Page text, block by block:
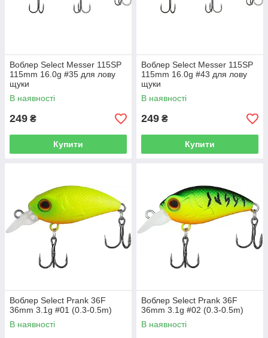
Воблер Select Messer 115SP
115mm 16.0g #35 для лову
щуки
В наявності
249 ₴
Купити
Воблер Select Messer 115SP
115mm 16.0g #43 для лову
щуки
В наявності
249 ₴
Купити
Воблер Select Prank 36F
36mm 3.1g #01 (0.3-0.5m)
В наявності
Воблер Select Prank 36F
36mm 3.1g #02 (0.3-0.5m)
В наявності